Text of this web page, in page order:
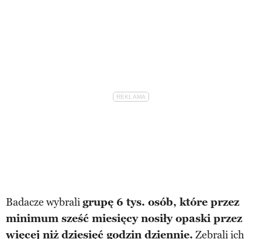
Badacze wybraligrupę 6 tys. osób, które przez
minimum sześć miesięcy nosiły opaski przez
więcej niż dziesięć godzin dziennie. Zebrali ich